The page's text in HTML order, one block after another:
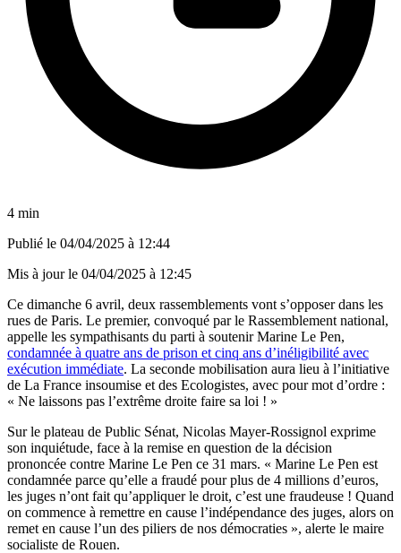
4 min
Publié le 04/04/2025 à 12:44
Mis à jour le 04/04/2025 à 12:45
Ce dimanche 6 avril, deux rassemblements vont s’opposer dans les
rues de Paris. Le premier, convoqué par le Rassemblement national,
appelle les sympathisants du parti à soutenir Marine Le Pen,
condamnée à quatre ans de prison et cinq ans d’inéligibilité avec
exécution immédiate. La seconde mobilisation aura lieu à l’initiative
de La France insoumise et des Ecologistes, avec pour mot d’ordre :
« Ne laissons pas l’extrême droite faire sa loi ! »
Sur le plateau de Public Sénat, Nicolas Mayer-Rossignol exprime
son inquiétude, face à la remise en question de la décision
prononcée contre Marine Le Pen ce 31 mars. « Marine Le Pen est
condamnée parce qu’elle a fraudé pour plus de 4 millions d’euros,
les juges n’ont fait qu’appliquer le droit, c’est une fraudeuse ! Quand
on commence à remettre en cause l’indépendance des juges, alors on
remet en cause l’un des piliers de nos démocraties », alerte le maire
socialiste de Rouen.